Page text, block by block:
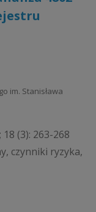
im. Stanisława
(3): 263-268
czynniki ryzyka,